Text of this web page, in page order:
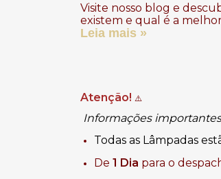
Visite nosso blog e
existem e qual é a
Leia mais »
Atenção! ⚠️
Informações
Todas as Lâmpadas
De 1 Dia para o